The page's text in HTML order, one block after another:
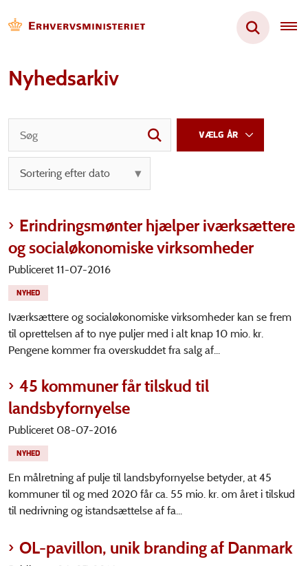
Nyhedsarkiv
Erindringsmønter hjælper iværksættere
og socialøkonomiske virksomheder
Publiceret 11-07-2016
NYHED
Iværksættere og socialøkonomiske virksomheder kan se frem
til oprettelsen af to nye puljer med i alt knap 10 mio. kr.
Pengene kommer fra overskuddet fra salg af...
45 kommuner får tilskud til
landsbyfornyelse
Publiceret 08-07-2016
NYHED
En målretning af pulje til landsbyfornyelse betyder, at 45
kommuner til og med 2020 får ca. 55 mio. kr. om året i tilskud
til nedrivning og istandsættelse af fa...
OL-pavillon, unik branding af Danmark